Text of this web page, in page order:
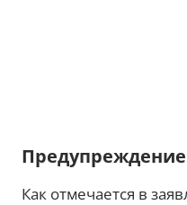
Как отмечается в